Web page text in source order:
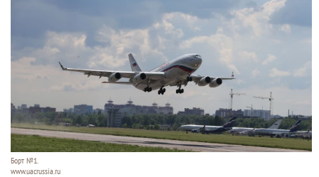
Борт №1.
www.uacrussia.ru